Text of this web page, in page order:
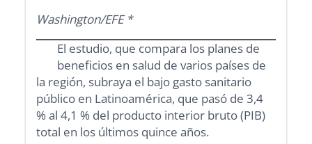
Washington/EFE *
El estudio, que compara los planes de
beneficios en salud de varios países de
la región, subraya el bajo gasto sanitario
público en Latinoamérica, que pasó de 3,4
% al 4,1 % del producto interior bruto (PIB)
total en los últimos quince años.